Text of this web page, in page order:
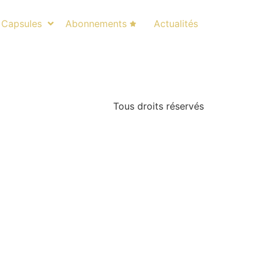
Capsules Abonnements Actualités
Tous droits réservés